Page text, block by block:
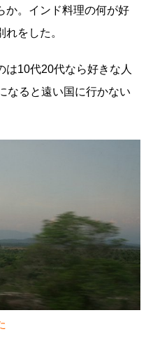
か。インド料理の何が好
をした。
は10代20代なら好きな人
なると遠い国に行かない